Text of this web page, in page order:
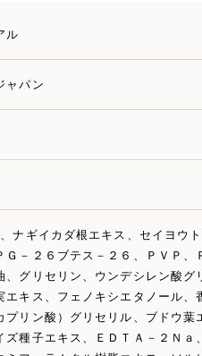
ル
ャパン
ナギイカダ根エキス、セイヨウ
Ｇ－２６ブテス－２６、ＰＶＰ、
、グリセリン、ウンデシレン酸グ
エキス、フェノキシエタノール、
プリン酸）グリセリル、ブドウ葉
ズ種子エキス、ＥＤＴＡ－２Ｎａ